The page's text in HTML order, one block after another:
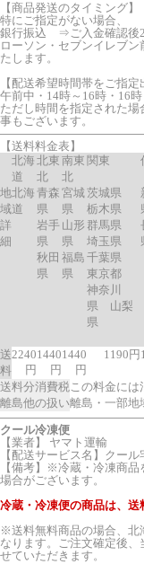
【商品発送のタイミング】
特にご指定がない場合、
銀行振込 ⇒ご入金確認後2
ローソン・セブンイレブ
たします。
【配送希望時間帯をご指定
午前中・14時～16時・16
ただし時間を指定された
事もございます。
【送料料金表】
北海
道
北東
北
南東
北
関東
地
域
詳
細
北海
道
青森
県
岩手
県
秋田
県
宮城
県
山形
県
福島
県
茨城県
栃木県
群馬県
埼玉県
千葉県
東京都
神奈川
県 山梨
県
送
料
2240
円
1440
円
1440
円
1190円
送料分消費税この料金には
離島他の扱い離島・一部地
クール冷凍便
【業者】 ヤマト運輸
【配送サービス名】クール
【備考】※冷蔵・冷凍商
場合がございます。
冷蔵・冷凍便の商品は、送
※送料無料商品の場合、北
なります。ご注文確定後
せていただきます。